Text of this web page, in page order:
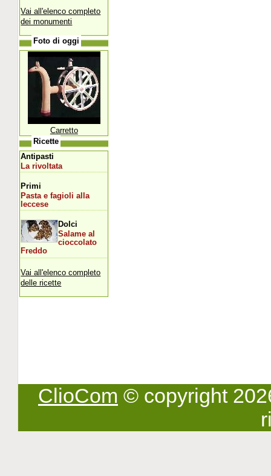
Vai all'elenco completo
dei monumenti
Foto di oggi
Carretto
Ricette
Antipasti
La rivoltata
Primi
Pasta e fagioli alla
leccese
Dolci
Salame al
cioccolato
Freddo
Vai all'elenco completo
delle ricette
ClioCom © copyright